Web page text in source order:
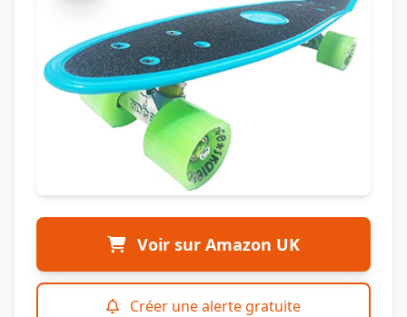
Voir sur Amazon UK
Créer une alerte gratuite